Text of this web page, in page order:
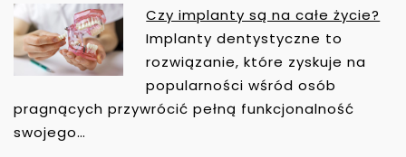
Czy implanty są na całe życie?
Implanty dentystyczne to
rozwiązanie, które zyskuje na
popularności wśród osób
pragnących przywrócić pełną funkcjonalność
swojego…
N
A
I
G